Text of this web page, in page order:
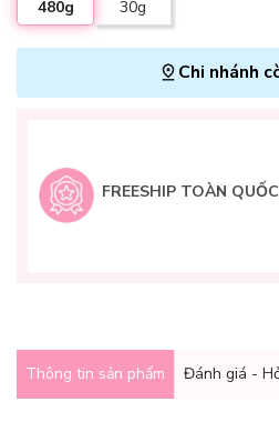
480g
30g
Chi nhánh
FREESHIP TOÀN
Thông tin sản phẩm Đánh giá -